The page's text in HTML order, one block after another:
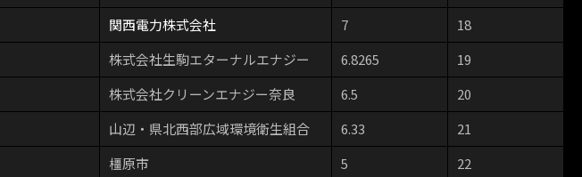
関西電力株式会社 7
18
株式会社生駒エターナルエナジー 6.8265
19
株式会社クリーンエナジー奈良 6.5
20
山辺・県北西部広域環境衛生組合 6.33
21
橿原市 5
22